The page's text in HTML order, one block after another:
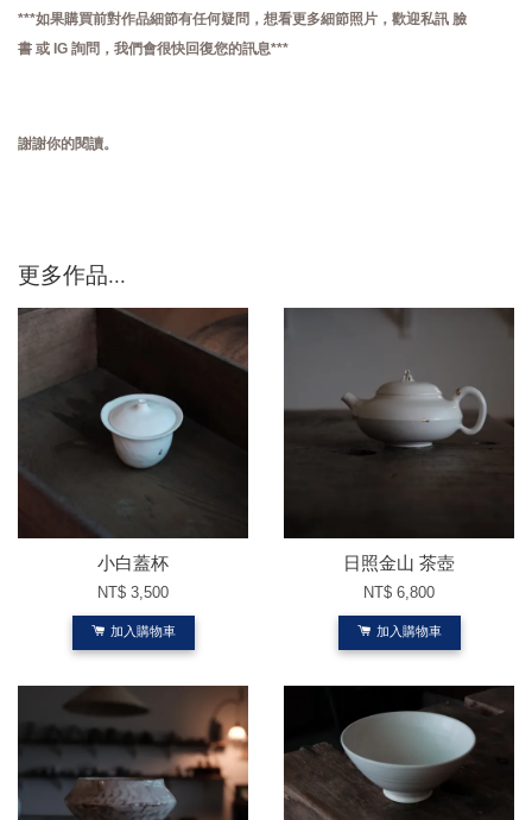
***如果購買前對作品細節有任何疑問，想看更多細節照片，歡迎私訊 臉
書 或 IG 詢問， 我們會很快回復您的訊息***
謝謝你的閱讀。
更多作品...
小白蓋杯
NT$ 3,500
加入購物車
日照金山 茶壺
NT$ 6,800
加入購物車